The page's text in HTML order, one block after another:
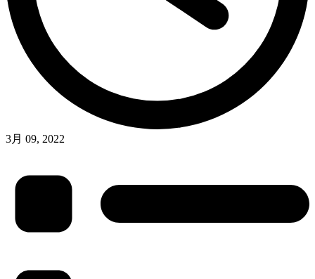
3月 09, 2022